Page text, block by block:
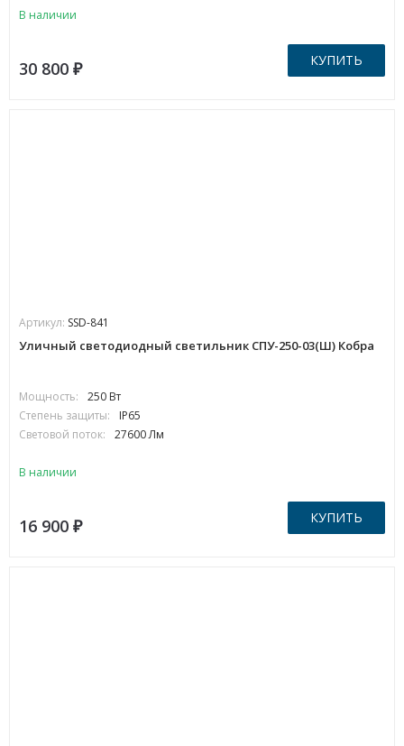
В наличии
30 800 ₽ КУПИТЬ
Артикул: SSD-841
Уличный светодиодный светильник СПУ-250-03(Ш) Кобра
Мощность:
250 Вт
Степень защиты:
IP65
Световой поток:
27600 Лм
В наличии
16 900 ₽ КУПИТЬ